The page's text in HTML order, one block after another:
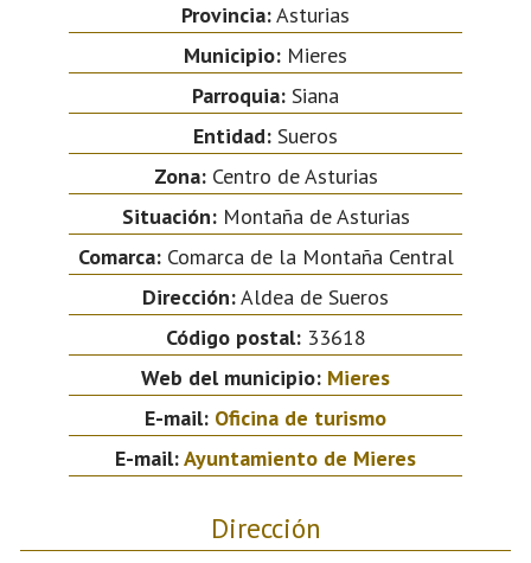
Provincia:Asturias
Municipio: Mieres
Parroquia: Siana
Entidad: Sueros
Zona:Centro de Asturias
Situación:Montaña de Asturias
Comarca:Comarca de la Montaña Central
Dirección:Aldea de Sueros
Código postal:33618
Web del municipio: Mieres
E-mail: Oficina de turismo
E-mail:Ayuntamiento de Mieres
Dirección